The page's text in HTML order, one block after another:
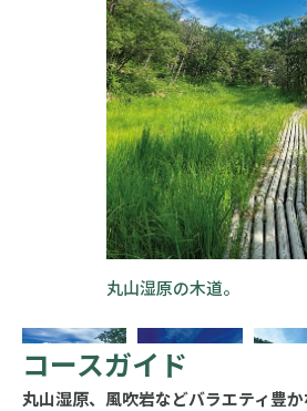
丸山湿原の木道。
コースガイド
丸山湿原、風吹岩などバラエティ豊